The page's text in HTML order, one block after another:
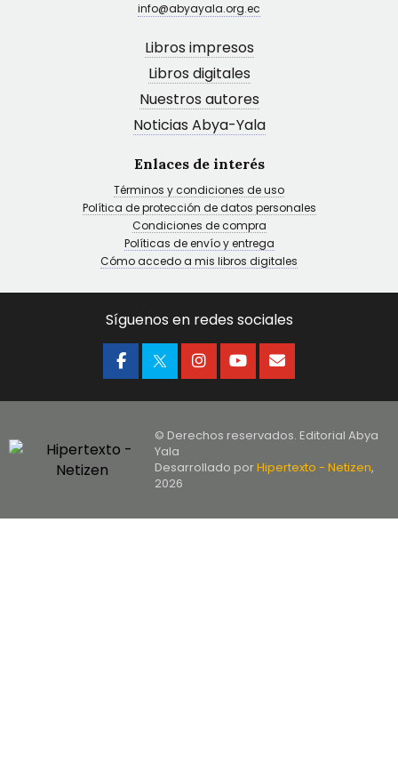
info@abyayala.org.ec
Libros impresos
Libros digitales
Nuestros autores
Noticias Abya-Yala
Enlaces de interés
Términos y condiciones de uso
Política de protección de datos personales
Condiciones de compra
Políticas de envío y entrega
Cómo accedo a mis libros digitales
Síguenos en redes sociales
© Derechos reservados. Editorial Abya
Yala
Desarrollado porHipertexto - Netizen,
2026